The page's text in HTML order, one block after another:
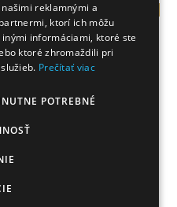
BK + CLI-526XL CMYK
reklamnými a
ktorí ich môžu
inými informáciami, ktoré ste
ktoré zhromaždili pri
Prečítať viac
POTREBNÉ